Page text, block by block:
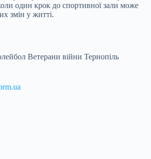
один крок до спортивної зали може
змін у житті.
Ветерани війни Тернопіль